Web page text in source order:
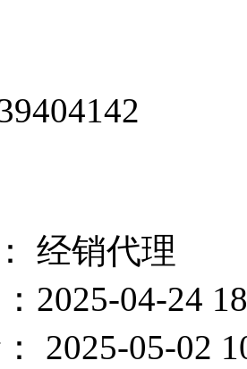
404142
经销代理
2025-04-24
2025-05-02